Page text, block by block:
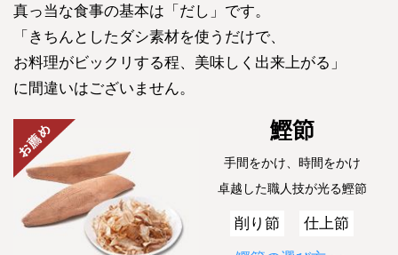
真っ当な食事の基本は「だし」です。
「きちんとしたダシ素材を使うだけで、
お料理がビックリする程、美味しく出来上がる」
に間違いはございません。
鰹節
手間をかけ、時間をかけ
卓越した職人技が光る鰹節
削り節 仕上節